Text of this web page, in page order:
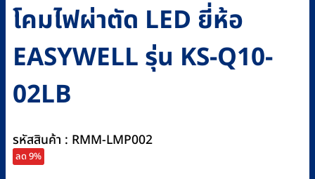
โคมไฟผ่าตัด LED ยี่ห้อ
EASYWELL รุ่น KS-Q10-
02LB
รหัสสินค้า : RMM-LMP002
ลด 9%